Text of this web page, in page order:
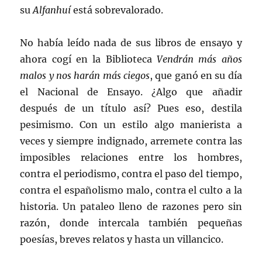
suAlfanhuíestá sobrevalorado.
No había leído nada de sus libros de ensayo y
ahora cogí en la Biblioteca Vendrán más años
malos y nos harán más ciegos, que ganó en su día
el Nacional de Ensayo. ¿Algo que añadir
después de un título así? Pues eso, destila
pesimismo. Con un estilo algo manierista a
veces y siempre indignado, arremete contra las
imposibles relaciones entre los hombres,
contra el periodismo, contra el paso del tiempo,
contra el españolismo malo, contra el culto a la
historia. Un pataleo lleno de razones pero sin
razón, donde intercala también pequeñas
poesías, breves relatos y hasta un villancico.